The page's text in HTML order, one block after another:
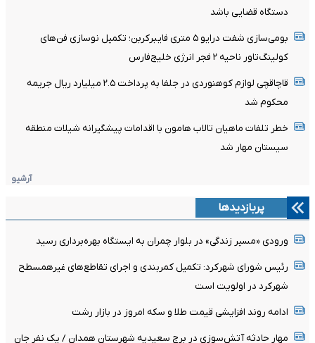
دستگاه قضایی باشد
بومی‌سازی شفت درایو ۵ متری فایبرکربن؛ تکمیل نوسازی فن‌های
کولینگ‌تاور ناحیه ۲ فجر انرژی خلیج‌فارس
قاچاقچی لوازم کوهنوردی در جلفا به پرداخت ۲.۵ میلیارد ریال جریمه
محکوم شد
خطر تلفات ماهیان تالاب هامون با اقدامات پیشگیرانه شیلات منطقه
سیستان مهار شد
آرشیو
پربازدیدها
ورودی «مسیر زندگی» در بلوار چمران به ایستگاه بهره‌برداری رسید
رئیس شورای شهرکرد: تکمیل کمربندی و اجرای تقاطع‌های غیرهمسطح
شهرکرد در اولویت است
ادامه روند افزایشی قیمت طلا و سکه امروز در بازار رشت
مهار حادثه آتش‌سوزی در برج سعیدیه شهرستان همدان / یک نفر جان